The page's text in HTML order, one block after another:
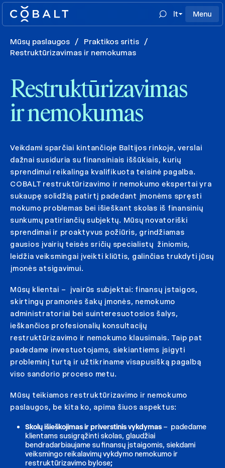
lt Menu
Mūsų paslaugos / Praktikos sritis /
Restruktūrizavimas ir nemokumas
Restruktūrizavimas
ir nemokumas
Veikdami sparčiai kintančioje Baltijos rinkoje, verslai
dažnai susiduria su finansiniais iššūkiais, kurių
sprendimui reikalinga kvalifikuota teisinė pagalba.
COBALT restruktūrizavimo ir nemokumo ekspertai yra
sukaupę solidžią patirtį padedant įmonėms spręsti
mokumo problemas bei išieškant skolas iš finansinių
sunkumų patiriančių subjektų. Mūsų novatoriški
sprendimai ir proaktyvus požiūris, grindžiamas
gausios įvairių teisės sričių specialistų žiniomis,
leidžia veiksmingai įveikti kliūtis, galinčias trukdyti jūsų
įmonės atsigavimui.
Mūsų klientai – įvairūs subjektai: finansų įstaigos,
skirtingų pramonės šakų įmonės, nemokumo
administratoriai bei suinteresuotosios šalys,
ieškančios profesionalių konsultacijų
restruktūrizavimo ir nemokumo klausimais. Taip pat
padedame investuotojams, siekiantiems įsigyti
probleminį turtą ir užtikriname visapusišką pagalbą
viso sandorio proceso metu.
Mūsų teikiamos restruktūrizavimo ir nemokumo
paslaugos, be kita ko, apima šiuos aspektus:
Skolų išieškojimas ir priverstinis vykdymas – padedame
klientams susigrąžinti skolas, glaudžiai
bendradarbiaujame su finansų įstaigomis, siekdami
veiksmingo reikalavimų vykdymo nemokumo ir
restruktūrizavimo bylose;